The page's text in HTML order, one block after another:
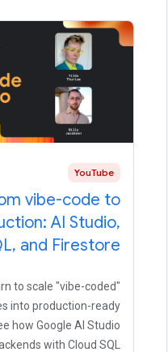
YouTube
vibe-code to
AI Studio,
and Firestore
to scale "vibe-coded"
into production-ready
how Google AI Studio
with Cloud SQL